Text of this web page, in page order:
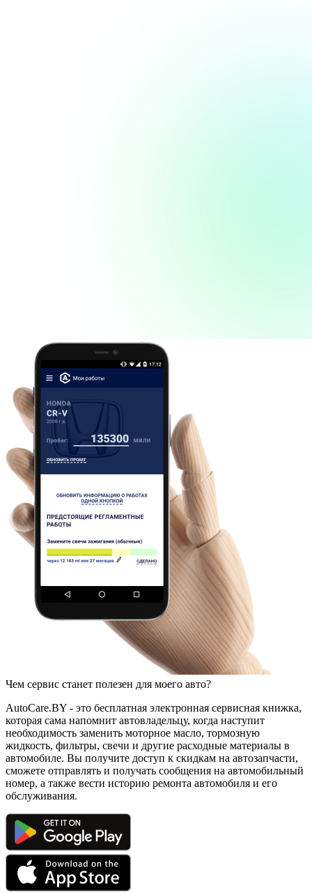
Чем сервис станет полезен для моего авто?
AutoCare.BY - это бесплатная электронная сервисная книжка,
которая сама напомнит автовладельцу, когда наступит
необходимость заменить моторное масло, тормозную
жидкость, фильтры, свечи и другие расходные материалы в
автомобиле. Вы получите доступ к скидкам на автозапчасти,
сможете отправлять и получать сообщения на автомобильный
номер, а также вести историю ремонта автомобиля и его
обслуживания.